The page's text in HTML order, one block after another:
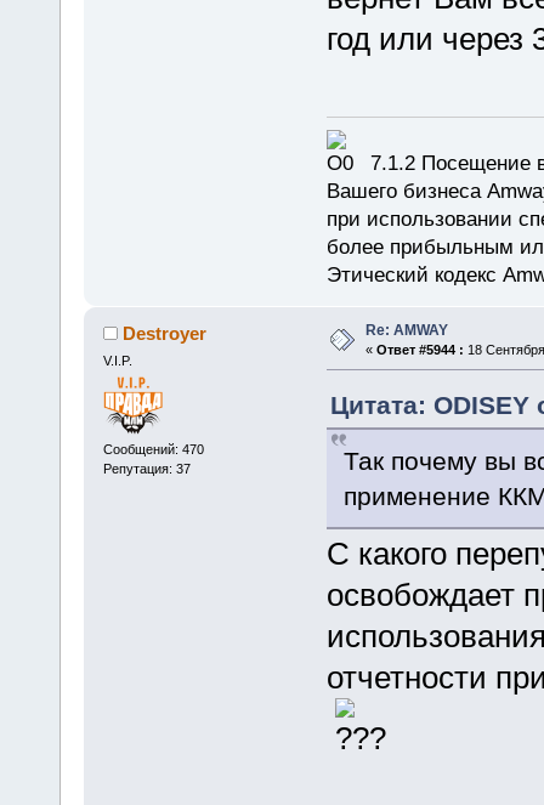
год или через
7.1.2 Посещение
Вашего бизнеса
при использовании
более прибыльным
Этический кодекс
Destroyer
V.I.P.
Сообщений: 470
Репутация: 37
Re: AMWAY
« Ответ #5944 : 18
Цитата: ODISEY
Так почему вы
применение
С какого
освобождает
отчетности